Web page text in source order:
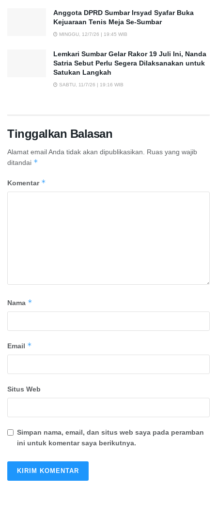
Anggota DPRD Sumbar Irsyad Syafar Buka
Kejuaraan Tenis Meja Se-Sumbar
MINGGU, 12/7/26 | 19:45 WIB
Lemkari Sumbar Gelar Rakor 19 Juli Ini, Nanda
Satria Sebut Perlu Segera Dilaksanakan untuk
Satukan Langkah
SABTU, 11/7/26 | 19:16 WIB
Tinggalkan Balasan
Alamat email Anda tidak akan dipublikasikan.
Ruas yang wajib
ditandai *
Komentar *
Nama *
Email *
Situs Web
Simpan nama, email, dan situs web saya pada peramban
ini untuk komentar saya berikutnya.